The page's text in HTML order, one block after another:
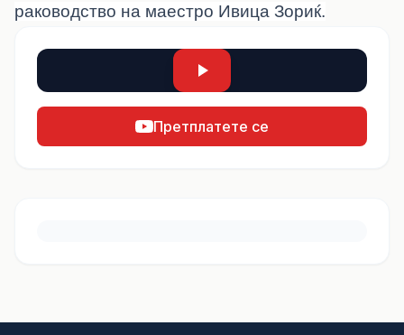
раководство на маестро Ивица Зориќ.
Претплатете се